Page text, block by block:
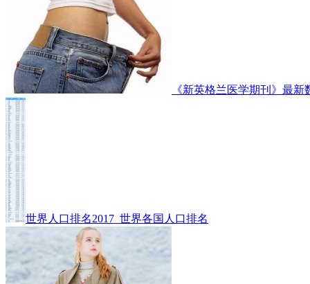
《新英格兰医学期刊》最
世界人口排名2017_世界各国人口排名